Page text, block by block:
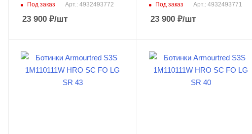
Под заказ Арт.: 4932493772
23 900 ₽/шт
Под заказ Арт.: 4932493771
23 900₽/шт